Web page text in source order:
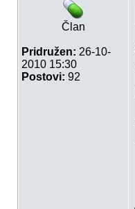
Član
Pridružen: 26-10-
2010 15:30
Postovi: 92